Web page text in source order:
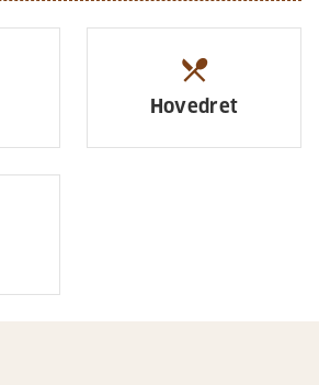
restaurant_menu
Hovedret